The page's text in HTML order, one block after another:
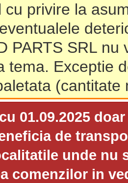
cu privire la
PARTS SRL
tema. Exceptie
(cantitate
01.09.2025
de
unde nu
comenzilor in